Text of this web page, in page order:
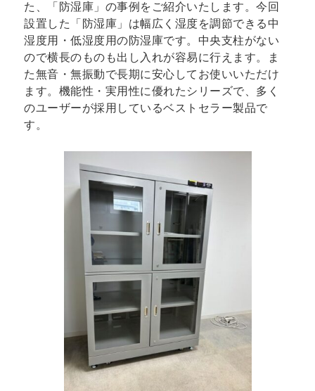
た、「防湿庫」の事例をご紹介いたします。今回
設置した「防湿庫」は幅広く湿度を調節できる中
湿度用・低湿度用の防湿庫です。中央支柱がない
ので横長のものも出し入れが容易に行えます。ま
た無音・無振動で長期に安心してお使いいただけ
ます。機能性・実用性に優れたシリーズで、多く
のユーザーが採用しているベストセラー製品で
す。